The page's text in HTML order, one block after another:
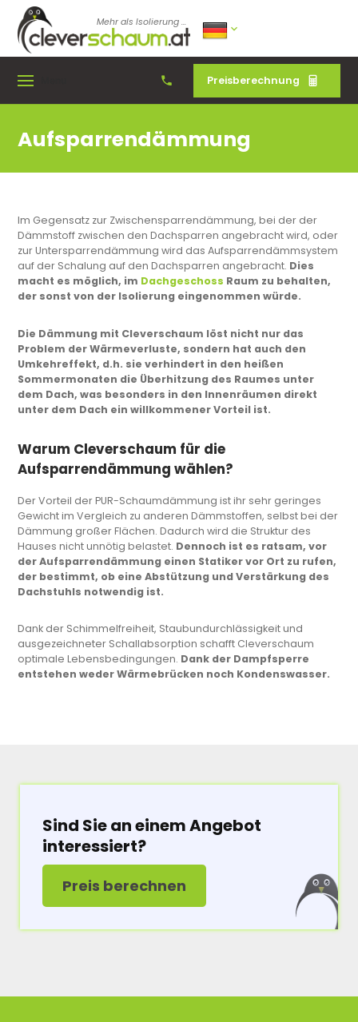
Mehr als Isolierung ...
Preisberechnung
Aufsparrendämmung
Im Gegensatz zur Zwischensparrendämmung, bei der der
Dämmstoff zwischen den Dachsparren angebracht wird, oder
zur Untersparrendämmung wird das Aufsparrendämmsystem
auf der Schalung auf den Dachsparren angebracht. Dies
macht es möglich, im Dachgeschoss Raum zu behalten,
der sonst von der Isolierung eingenommen würde.
Die Dämmung mit Cleverschaum löst nicht nur das
Problem der Wärmeverluste, sondern hat auch den
Umkehreffekt, d.h. sie verhindert in den heißen
Sommermonaten die Überhitzung des Raumes unter
dem Dach, was besonders in den Innenräumen direkt
unter dem Dach ein willkommener Vorteil ist.
Warum Cleverschaum für die
Aufsparrendämmung wählen?
Der Vorteil der PUR-Schaumdämmung ist ihr sehr geringes
Gewicht im Vergleich zu anderen Dämmstoffen, selbst bei der
Dämmung großer Flächen. Dadurch wird die Struktur des
Hauses nicht unnötig belastet. Dennoch ist es ratsam, vor
der Aufsparrendämmung einen Statiker vor Ort zu rufen,
der bestimmt, ob eine Abstützung und Verstärkung des
Dachstuhls notwendig ist.
Dank der Schimmelfreiheit, Staubundurchlässigkeit und
ausgezeichneter Schallabsorption schafft Cleverschaum
optimale Lebensbedingungen. Dank der Dampfsperre
entstehen weder Wärmebrücken noch Kondenswasser.
Sind Sie an einem Angebot
interessiert?
Preis berechnen